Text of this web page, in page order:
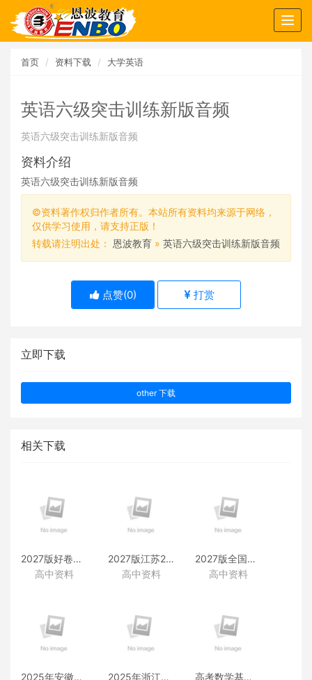
首页 资料下载 大学英语
英语六级突击训练新版音频
英语六级突击训练新版音频
资料介绍
英语六级突击训练新版音频
©资料著作权归作者所有。本站所有资料均来源于网络，
仅供学习使用，请支持正版！
转载请注明出处： 恩波教育 » 英语六级突击训练新版音频
点赞(0) 打赏
立即下载
other 下载
相关下载
2027版好卷速递附赠资料
高中资料
2027版江苏28套附赠资料
高中资料
2027版全国38套附赠资料
高中资料
2025年安徽高考真题2025年浙江高考真题高考数学基础篇